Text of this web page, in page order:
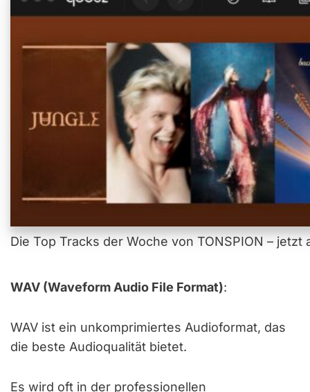
Die Top Tracks der Woche von TONSPION –
WAV (Waveform Audio File Format):
WAV ist ein unkomprimiertes Audioformat, das
die beste Audioqualität bietet.
Es wird oft in der professionellen